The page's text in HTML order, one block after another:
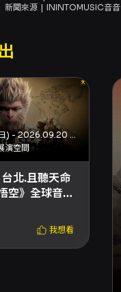
出貝多芬《Fidelio》
琴）與蔡若妍（小提
觀眾而言，本場音樂會
振」與「世代交會」
現，也有青少年團隊的
與合奏之間的互動提
從影視配樂到經典圓
及性與藝術性，適合
音樂面向的聽眾。演
音響與廳堂氛圍適合
演出時同步錄影也提供
存的可能性。 本場票價
元，主辦並提供多
同、長者優惠、各類
同時保有曲序調整權利
提早入場以免排隊影響
新聞來源
ININTOMUSIC音
2026.09.20 (日) - 2026.09.20 (日)
演空間
北.且聽天命
空》全球音樂
我想看